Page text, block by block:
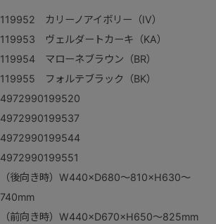
119952 カリーノアイボリー（IV）
119953 ヴェルダートカーキ（KA）
119954 マローネブラウン（BR）
119955 フォルテブラック（BK）
4972990199520
4972990199537
4972990199544
4972990199551
（後向き時）W440×D680～810×H630～
740mm
（前向き時）W440×D670×H650～825mm